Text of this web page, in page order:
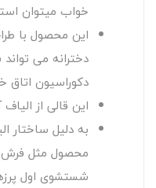
خواب میتوان
این محصول با
دخترانه می
دکوراسیون اتاق
این قالی از
به دلیل ساختار
محصول مثل فرش
شستشوی اول